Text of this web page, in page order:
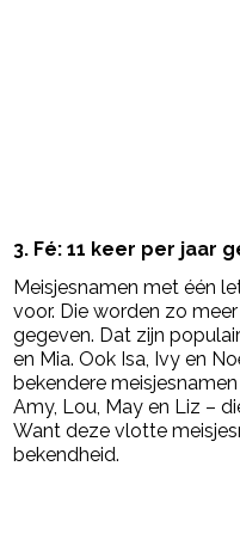
3. Fé: 11 keer per jaar
Meisjesnamen met één
voor. Die worden zo
gegeven. Dat zijn
en Mia. Ook Isa, Ivy en
bekendere
Amy, Lou, May en Liz –
Want deze vlotte
bekendheid.